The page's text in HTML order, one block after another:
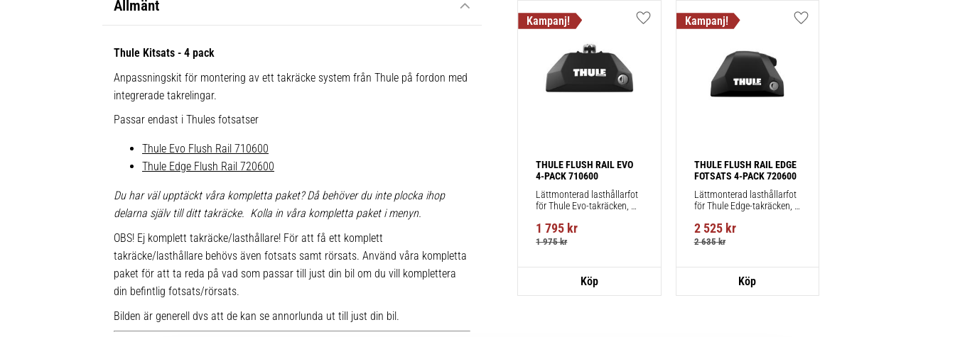
Allmänt
Thule Kitsats - 4 pack
Anpassningskit för montering av ett takräcke system från Thule på fordon med
integrerade takrelingar.
Passar endast i Thules fotsatser
Thule Evo Flush Rail 710600
Thule Edge Flush Rail 720600
Du har väl upptäckt våra kompletta paket? Då behöver du inte plocka ihop
delarna själv till ditt takräcke. Kolla in våra kompletta paket i menyn.
OBS! Ej komplett takräcke/lasthållare! För att få ett komplett
takräcke/lasthållare behövs även fotsats samt rörsats. Använd våra kompletta
paket för att ta reda på vad som passar till just din bil om du vill komplettera
din befintlig fotsats/rörsats.
Bilden är generell dvs att de kan se annorlunda ut till just din bil.
THULE FLUSH RAIL EVO
4-PACK 710600
Lättmonterad lasthållarfot
för Thule Evo-takräcken,
reling.
1 795 kr
1 975kr
Lägg till i favoriter
THULE FLUSH RAIL EDGE
FOTSATS 4-PACK 720600
Lättmonterad lasthållarfot
för Thule Edge-takräcken,
reling.
2 525kr
2 635kr
Lägg till i favoriter